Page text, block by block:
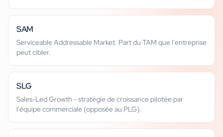
SAM
Serviceable Addressable Market. Part du TAM que l'entreprise
peut cibler.
SLG
Sales-Led Growth - stratégie de croissance pilotée par
l'équipe commerciale (opposée au PLG).